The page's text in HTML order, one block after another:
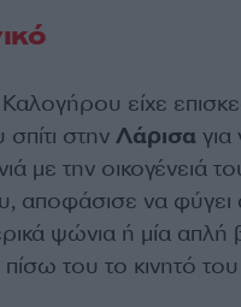
είχε
στην Λάρισα
με την οικογένειά
αποφάσισε να φύγει
ψώνια ή μία απλή
του το κινητό